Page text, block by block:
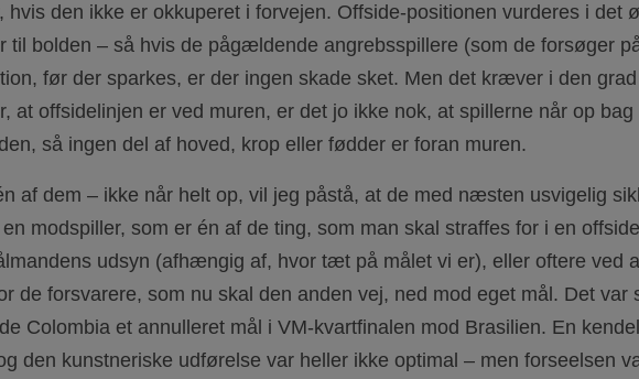
den ikke er okkuperet i forvejen. Offside-positionen vurderes i det
til bolden – så hvis de pågældende angrebsspillere (som de forsøger
før der sparkes, er der ingen skade sket. Men det kræver i den
at offsidelinjen er ved muren, er det jo ikke nok, at spillerne når op bag
så ingen del af hoved, krop eller fødder er foran muren.
af dem – ikke når helt op, vil jeg påstå, at de med næsten usvigelig
modspiller, som er én af de ting, som man skal straffes for i en
udsyn (afhængig af, hvor tæt på målet vi er), eller oftere ved
de forsvarere, som nu skal den anden vej, ned mod eget mål. Det var
Colombia et annulleret mål i VM-kvartfinalen mod Brasilien. En
den kunstneriske udførelse var heller ikke optimal – men forseelsen